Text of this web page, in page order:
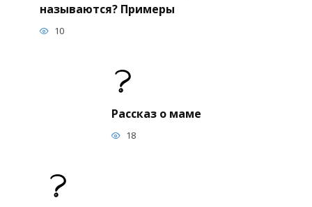
называются? Примеры
10
Рассказ о маме
18